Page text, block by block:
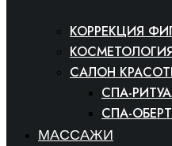
КОРРЕКЦИЯ
САЛОН
СПА-
СПА-
МАССАЖИ